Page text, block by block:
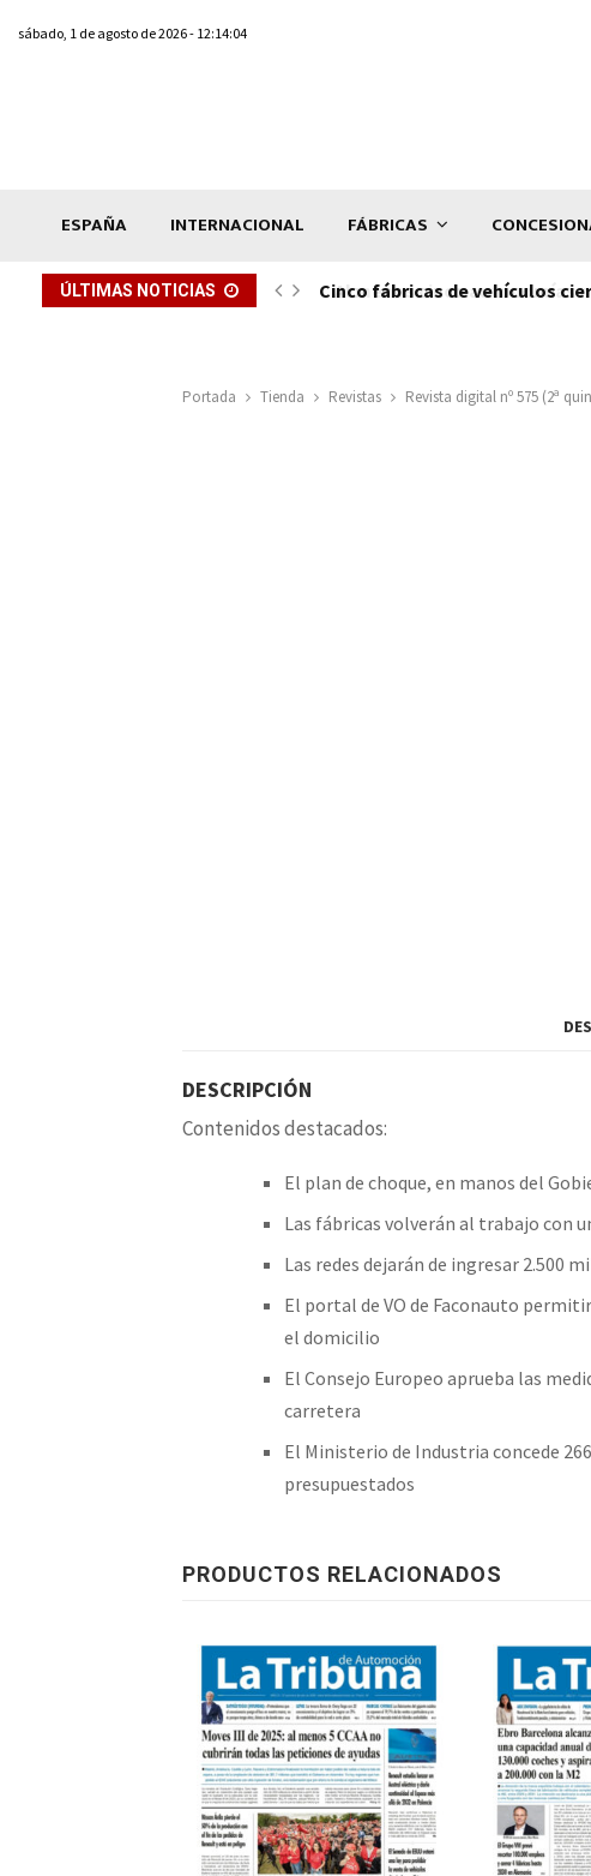
sábado, 1 de agosto de 2026 - 12:14:04
ESPAÑA INTERNACIONAL FÁBRICAS
ÚLTIMAS NOTICIAS
de... Cinco fábricas de vehículos
Portada Tienda Revistas Revista digital nº 575 (2ª
DESCRIPCIÓN
Contenidos destacados:
El plan de choque, en manos del
Las fábricas volverán al trabajo con
Las redes dejarán de ingresar 2.500
El portal de VO de Faconauto
el domicilio
El Consejo Europeo aprueba las
carretera
El Ministerio de Industria concede
presupuestados
PRODUCTOS RELACIONADOS